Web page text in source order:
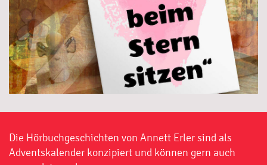
Die Hörbuchgeschichten von Annett Erler sind als
Adventskalender konzipiert und können gern auch